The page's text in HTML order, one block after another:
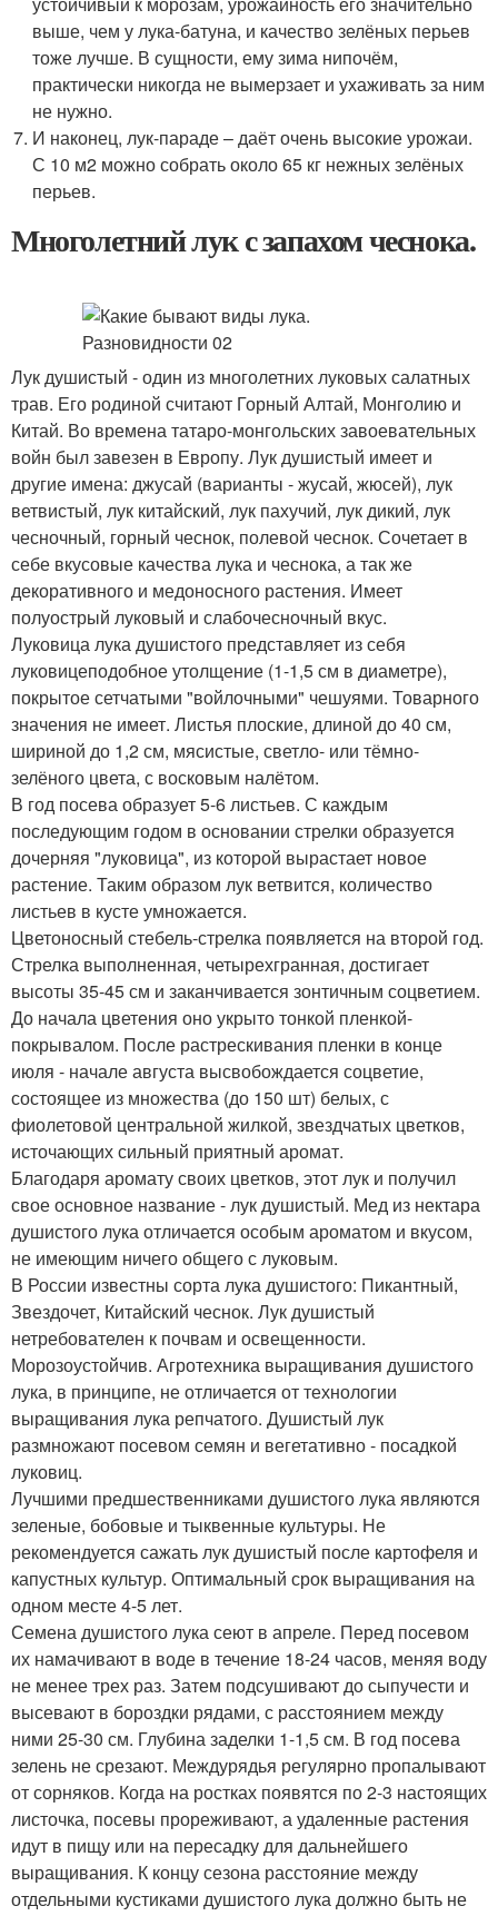
выше, чем у лука-батуна, и качество зелёных перьев
тоже лучше. В сущности, ему зима нипочём,
практически никогда не вымерзает и ухаживать за ним
не нужно.
И наконец, лук-параде – даёт очень высокие урожаи.
С 10 м2 можно собрать около 65 кг нежных зелёных
перьев.
Многолетний лук с запахом чеснока.
Лук душистый - один из многолетних луковых салатных
трав. Его родиной считают Горный Алтай, Монголию и
Китай. Во времена татаро-монгольских завоевательных
войн был завезен в Европу. Лук душистый имеет и
другие имена: джусай (варианты - жусай, жюсей), лук
ветвистый, лук китайский, лук пахучий, лук дикий, лук
чесночный, горный чеснок, полевой чеснок. Сочетает в
себе вкусовые качества лука и чеснока, а так же
декоративного и медоносного растения. Имеет
полуострый луковый и слабочесночный вкус.
Луковица лука душистого представляет из себя
луковицеподобное утолщение (1-1,5 см в диаметре),
покрытое сетчатыми "войлочными" чешуями. Товарного
значения не имеет. Листья плоские, длиной до 40 см,
шириной до 1,2 см, мясистые, светло- или тёмно-
зелёного цвета, с восковым налётом.
В год посева образует 5-6 листьев. С каждым
последующим годом в основании стрелки образуется
дочерняя "луковица", из которой вырастает новое
растение. Таким образом лук ветвится, количество
листьев в кусте умножается.
Цветоносный стебель-стрелка появляется на второй год.
Стрелка выполненная, четырехгранная, достигает
высоты 35-45 см и заканчивается зонтичным соцветием.
До начала цветения оно укрыто тонкой пленкой-
покрывалом. После растрескивания пленки в конце
июля - начале августа высвобождается соцветие,
состоящее из множества (до 150 шт) белых, с
фиолетовой центральной жилкой, звездчатых цветков,
источающих сильный приятный аромат.
Благодаря аромату своих цветков, этот лук и получил
свое основное название - лук душистый. Мед из нектара
душистого лука отличается особым ароматом и вкусом,
не имеющим ничего общего с луковым.
В России известны сорта лука душистого: Пикантный,
Звездочет, Китайский чеснок. Лук душистый
нетребователен к почвам и освещенности.
Морозоустойчив. Агротехника выращивания душистого
лука, в принципе, не отличается от технологии
выращивания лука репчатого. Душистый лук
размножают посевом семян и вегетативно - посадкой
луковиц.
Лучшими предшественниками душистого лука являются
зеленые, бобовые и тыквенные культуры. Не
рекомендуется сажать лук душистый после картофеля и
капустных культур. Оптимальный срок выращивания на
одном месте 4-5 лет.
Семена душистого лука сеют в апреле. Перед посевом
их намачивают в воде в течение 18-24 часов, меняя воду
не менее трех раз. Затем подсушивают до сыпучести и
высевают в бороздки рядами, с расстоянием между
ними 25-30 см. Глубина заделки 1-1,5 см. В год посева
зелень не срезают. Междурядья регулярно пропалывают
от сорняков. Когда на ростках появятся по 2-3 настоящих
листочка, посевы прореживают, а удаленные растения
идут в пищу или на пересадку для дальнейшего
выращивания. К концу сезона расстояние между
отдельными кустиками душистого лука должно быть не